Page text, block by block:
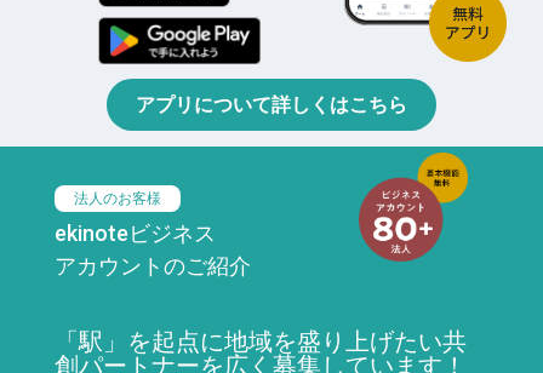
アプリについて詳しくはこちら
法人のお客様
ekinoteビジネス
アカウントのご紹介
「駅」を起点に地域を盛り上げたい共
創パートナーを広く募集しています！